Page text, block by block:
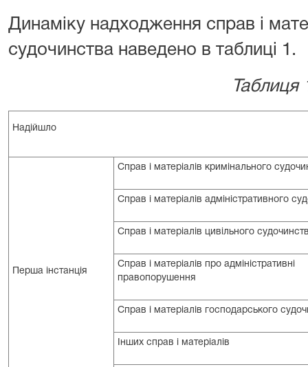
Динаміку надходження справ і
судочинства наведено в
Таблиця
Надійшло
Перша інстанція
Справ і матеріалів кримінального
Справ і матеріалів адміністративного
Справ і матеріалів цивільного
Справ і матеріалів про адміністративні
правопорушення
Справ і матеріалів господарського
Інших справ і матеріалів